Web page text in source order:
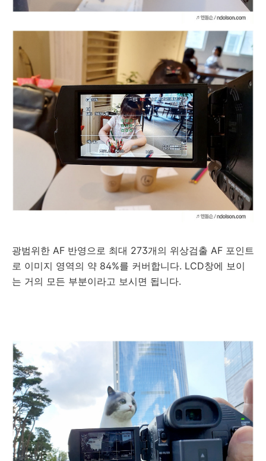
광범위한 AF 반영으로 최대 273개의 위상검출 AF 포인트
로 이미지 영역의 약 84%를 커버합니다. LCD창에 보이
는 거의 모든 부분이라고 보시면 됩니다.